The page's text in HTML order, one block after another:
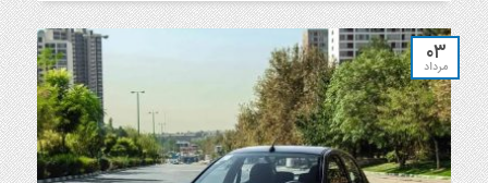
۰۳
مرداد